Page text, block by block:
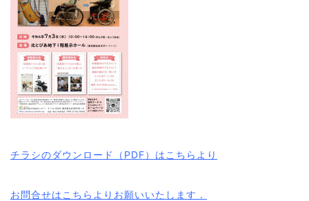
チラシのダウンロード（PDF）はこちらより
お問合せはこちらよりお願いいたします．